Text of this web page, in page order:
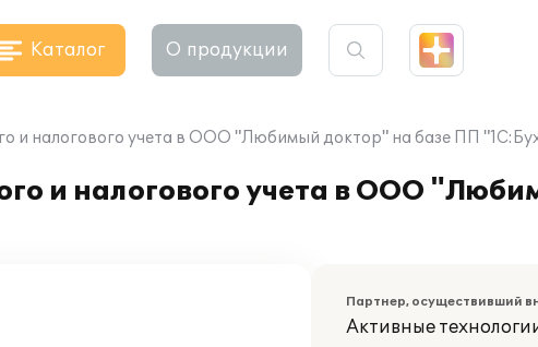
Каталог О продукции
и налогового учета в ООО "Любимый доктор" на базе ПП
и налогового учета в ООО
Партнер, осуществивший
Активные